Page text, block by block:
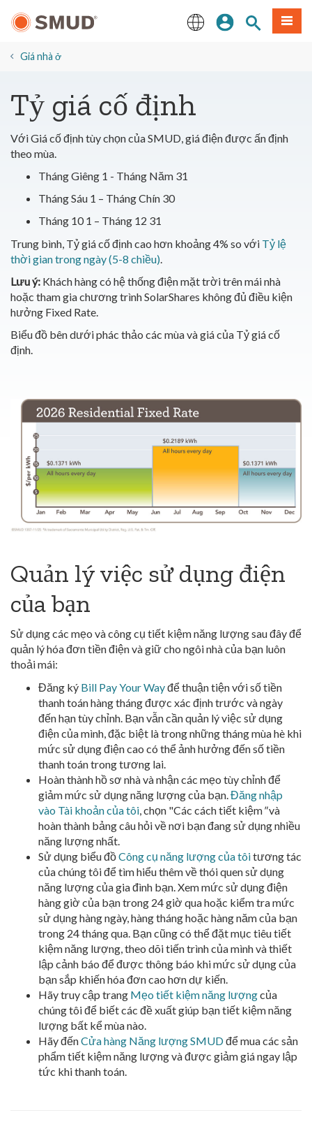
đến
dung
Đăng nhập
Tìm trangThực
Giá nhà ở
Tỷ giá cố định
Với Giá cố định tùy chọn của SMUD, giá điện được ấn định
theo mùa.
Tháng Giêng 1 - Tháng Năm 31
Tháng Sáu 1 – Tháng Chín 30
Tháng 10 1 – Tháng 12 31
Trung bình, Tỷ giá cố định cao hơn khoảng 4% so với Tỷ lệ
thời gian trong ngày (5-8 chiều).
Lưu ý: Khách hàng có hệ thống điện mặt trời trên mái nhà
hoặc tham gia chương trình SolarShares không đủ điều kiện
hưởng Fixed Rate.
Biểu đồ bên dưới phác thảo các mùa và giá của Tỷ giá cố
định.
Quản lý việc sử dụng điện
của bạn
Sử dụng các mẹo và công cụ tiết kiệm năng lượng sau đây để
quản lý hóa đơn tiền điện và giữ cho ngôi nhà của bạn luôn
thoải mái:
Đăng ký Bill Pay Your Wayđể thuận tiện với số tiền
thanh toán hàng tháng được xác định trước và ngày
đến hạn tùy chỉnh. Bạn vẫn cần quản lý việc sử dụng
điện của mình, đặc biệt là trong những tháng mùa hè khi
mức sử dụng điện cao có thể ảnh hưởng đến số tiền
thanh toán trong tương lai.
Hoàn thành hồ sơ nhà và nhận các mẹo tùy chỉnh để
giảm mức sử dụng năng lượng của bạn.Đăng nhập
vào Tài khoản của tôi, chọn "Các cách tiết kiệm"và
hoàn thành bảng câu hỏi về nơi bạn đang sử dụng nhiều
năng lượng nhất.
Sử dụng biểu đồCông cụ năng lượng của tôitương tác
của chúng tôi để tìm hiểu thêm về thói quen sử dụng
năng lượng của gia đình bạn. Xem mức sử dụng điện
hàng giờ của bạn trong 24 giờ qua hoặc kiểm tra mức
sử dụng hàng ngày, hàng tháng hoặc hàng năm của bạn
trong 24 tháng qua. Bạn cũng có thể đặt mục tiêu tiết
kiệm năng lượng, theo dõi tiến trình của mình và thiết
lập cảnh báo để được thông báo khi mức sử dụng của
bạn sắp khiến hóa đơn cao hơn dự kiến.
Hãy truy cập trang Mẹo tiết kiệm năng lượngcủa
chúng tôi để biết các đề xuất giúp bạn tiết kiệm năng
lượng bất kể mùa nào.
Hãy đếnCửa hàng Năng lượng SMUDđể mua các sản
phẩm tiết kiệm năng lượng và được giảm giá ngay lập
tức khi thanh toán.